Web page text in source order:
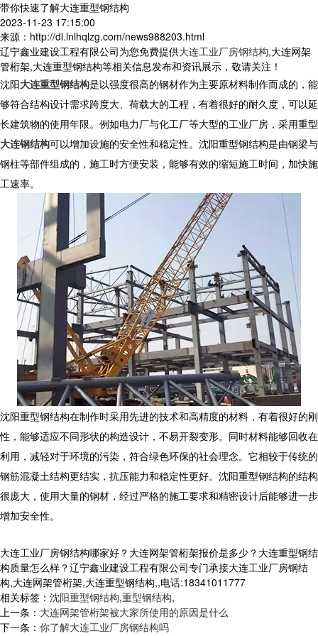
带你快速了解大连重型钢结构
2023-11-23 17:15:00
来源：http://dl.lnlhqlzg.com/news988203.html
辽宁鑫业建设工程有限公司为您免费提供大连工业厂房钢结构,大连网架
管桁架,大连重型钢结构等相关信息发布和资讯展示，敬请关注！
沈阳大连重型钢结构是以强度很高的钢材作为主要原材料制作而成的，能
够符合结构设计需求跨度大、荷载大的工程，有着很好的耐久度，可以延
长建筑物的使用年限。例如电力厂与化工厂等大型的工业厂房，采用重型
大连钢结构可以增加设施的安全性和稳定性。沈阳重型钢结构是由钢梁与
钢柱等部件组成的，施工时方便安装，能够有效的缩短施工时间，加快施
工速率。
沈阳重型钢结构在制作时采用先进的技术和高精度的材料，有着很好的刚
性，能够适应不同形状的构造设计，不易开裂变形。同时材料能够回收在
利用，减轻对于环境的污染，符合绿色环保的社会理念。它相较于传统的
钢筋混凝土结构更结实，抗压能力和稳定性更好。沈阳重型钢结构的结构
很庞大，使用大量的钢材，经过严格的施工要求和精密设计后能够进一步
增加安全性。
大连工业厂房钢结构哪家好？大连网架管桁架报价是多少？大连重型钢结
构质量怎么样？辽宁鑫业建设工程有限公司专门承接大连工业厂房钢结
构,大连网架管桁架,大连重型钢结构,,电话:18341011777
相关标签： 沈阳重型钢结构,重型钢结构,
上一条： 大连网架管桁架被大家所使用的原因是什么
下一条： 你了解大连工业厂房钢结构吗